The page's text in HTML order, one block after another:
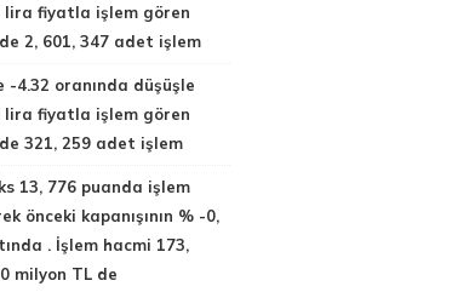
lira fiyatla işlem gören
2, 601, 347 adet işlem
-4.32 oranında düşüşle
lira fiyatla işlem gören
321, 259 adet işlem
13, 776 puanda işlem
önceki kapanışının % -0,
. İşlem hacmi 173,
milyon TL de